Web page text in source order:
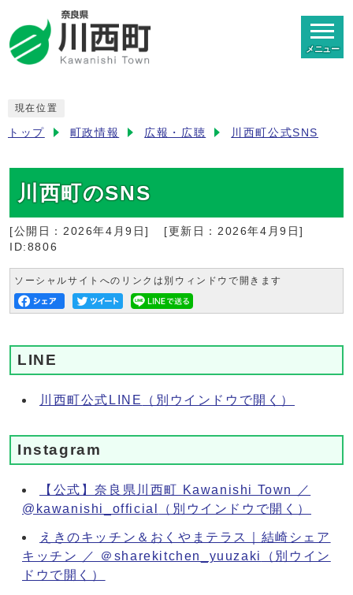
メニュー
現在位置
トップ 町政情報 広報・広聴 川西町公式SNS
川西町のSNS
[公開日： 2026年4月9日] [更新日： 2026年4月9日]
ID:8806
ソーシャルサイトへのリンクは別ウィンドウで開きます
LINE
川西町公式LINE （別ウインドウで開く）
Instagram
【公式】奈良県川西町 Kawanishi Town ／
@kawanishi_official
（別ウインドウで開く）
えきのキッチン＆おくやまテラス｜結崎シェア
キッチン ／ ＠sharekitchen_yuuzaki
（別ウイン
ドウで開く）